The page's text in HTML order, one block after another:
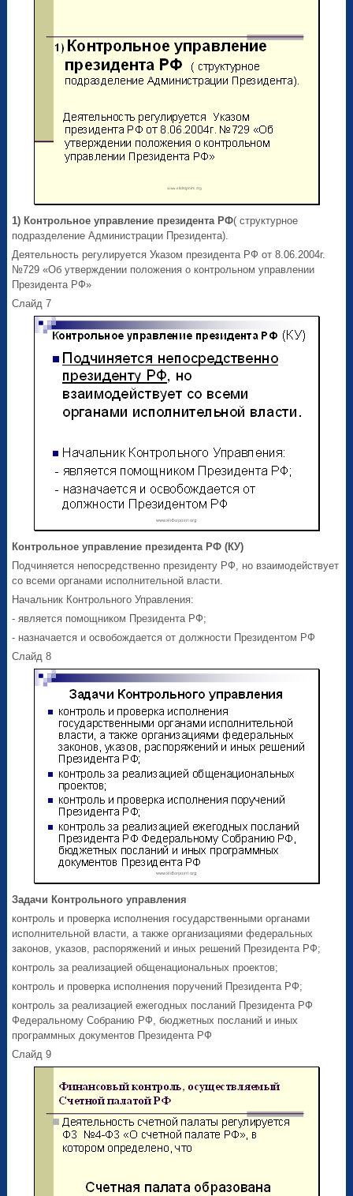
1) Контрольное управление президента РФ( структурное
подразделение Администрации Президента).
Деятельность регулируется Указом президента РФ от 8.06.2004г.
№729 «Об утверждении положения о контрольном управлении
Президента РФ»
Слайд 7
Контрольное управление президента РФ (КУ)
Подчиняется непосредственно президенту РФ, но взаимодействует
со всеми органами исполнительной власти.
Начальник Контрольного Управления:
- является помощником Президента РФ;
- назначается и освобождается от должности Президентом РФ
Слайд 8
Задачи Контрольного управления
контроль и проверка исполнения государственными органами
исполнительной власти, а также организациями федеральных
законов, указов, распоряжений и иных решений Президента РФ;
контроль за реализацией общенациональных проектов;
контроль и проверка исполнения поручений Президента РФ;
контроль за реализацией ежегодных посланий Президента РФ
Федеральному Собранию РФ, бюджетных посланий и иных
программных документов Президента РФ
Слайд 9